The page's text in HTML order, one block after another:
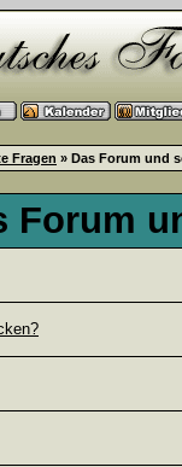
Fragen » Das Forum und
Forum